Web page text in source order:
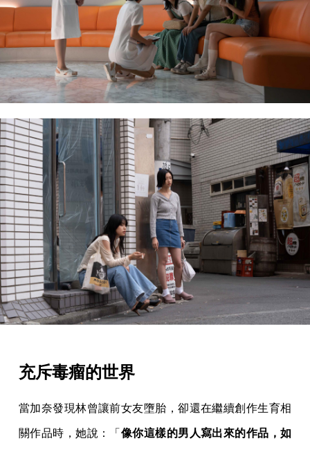
充斥毒瘤的世界
當加奈發現林曾讓前女友墮胎，卻還在繼續創作生育相
關作品時，她說：「 像你這樣的男人寫出來的作品，如